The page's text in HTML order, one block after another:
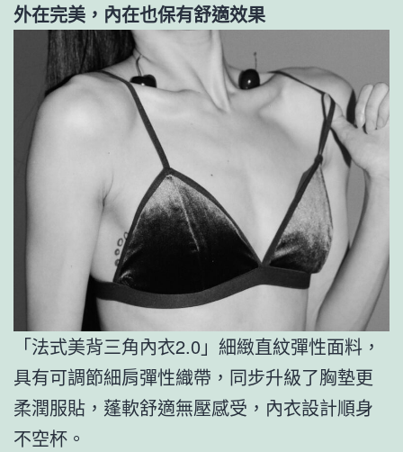
外在完美，內在也保有舒適效果
「法式美背三角內衣2.0」細緻直紋彈性面料，
具有可調節細肩彈性織帶，同步升級了胸墊更
柔潤服貼，蓬軟舒適無壓感受，內衣設計順身
不空杯。